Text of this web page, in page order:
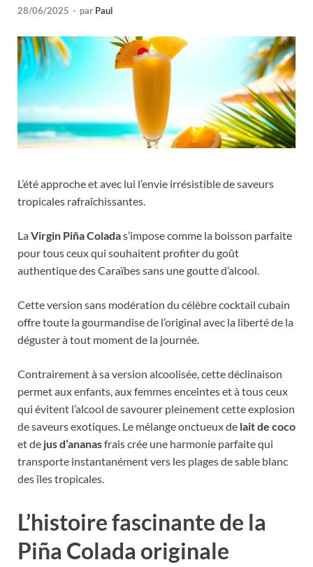
28/06/2025 - par Paul
L’été approche et avec lui l’envie irrésistible de saveurs
tropicales rafraîchissantes.
LaVirgin Piña Coladas’impose comme la boisson parfaite
pour tous ceux qui souhaitent profiter du goût
authentique des Caraïbes sans une goutte d’alcool.
Cette version sans modération du célèbre cocktail cubain
offre toute la gourmandise de l’original avec la liberté de la
déguster à tout moment de la journée.
Contrairement à sa version alcoolisée, cette déclinaison
permet aux enfants, aux femmes enceintes et à tous ceux
qui évitent l’alcool de savourer pleinement cette explosion
de saveurs exotiques. Le mélange onctueux de lait de coco
et de jus d’ananasfrais crée une harmonie parfaite qui
transporte instantanément vers les plages de sable blanc
des îles tropicales.
L’histoire fascinante de la
Piña Colada originale